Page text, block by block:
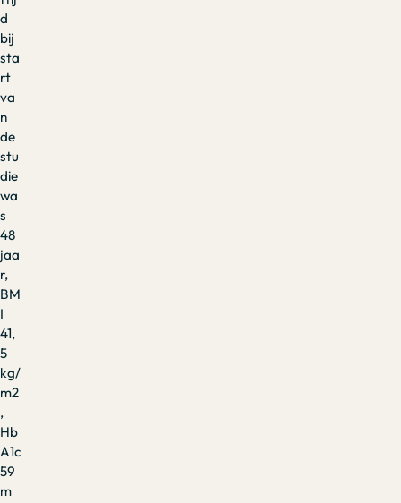
d
bij
sta
rt
va
n
de
stu
die
wa
s
48
jaa
r,
BM
I
41,
5
kg/
m2
,
Hb
A1c
59
m